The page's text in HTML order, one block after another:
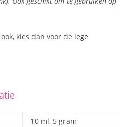
kies dan voor de lege
10 ml, 5 gram